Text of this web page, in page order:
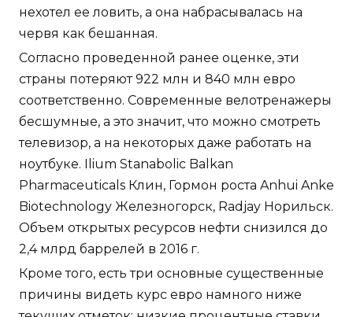
нехотел ее ловить, а она набрасывалась на
червя как бешанная.
Согласно проведенной ранее оценке, эти
страны потеряют 922 млн и 840 млн евро
соответственно. Современные велотренажеры
бесшумные, а это значит, что можно смотреть
телевизор, а на некоторых даже работать на
ноутбуке. Ilium Stanabolic Balkan
Pharmaceuticals Клин, Гормон роста Anhui Anke
Biotechnology Железногорск, Radjay Норильск.
Объем открытых ресурсов нефти снизился до
2,4 млрд баррелей в 2016 г.
Кроме того, есть три основные существенные
причины видеть курс евро намного ниже